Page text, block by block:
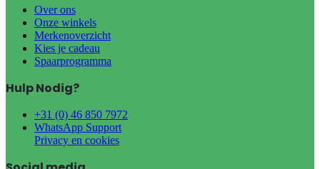
Over ons
Onze winkels
Merkenoverzicht
Kies je cadeau
Spaarprogramma
Hulp Nodig?
+31 (0) 46 850 7972
WhatsApp Support
Privacy en cookies